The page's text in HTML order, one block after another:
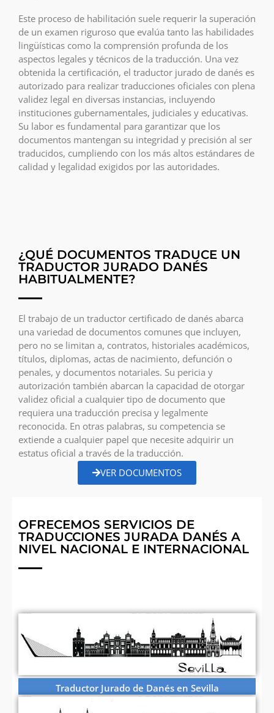
Este proceso de habilitación suele requerir la superación
de un examen riguroso que evalúa tanto las habilidades
lingüísticas como la comprensión profunda de los
aspectos legales y técnicos de la traducción. Una vez
obtenida la certificación, el traductor jurado de danés es
autorizado para realizar traducciones oficiales con plena
validez legal en diversas instancias, incluyendo
instituciones gubernamentales, judiciales y educativas.
Su labor es fundamental para garantizar que los
documentos mantengan su integridad y precisión al ser
traducidos, cumpliendo con los más altos estándares de
calidad y legalidad exigidos por las autoridades.
¿QUÉ DOCUMENTOS TRADUCE UN
TRADUCTOR JURADO DANÉS
HABITUALMENTE?
El trabajo de un traductor certificado de danés abarca
una variedad de documentos comunes que incluyen,
pero no se limitan a, contratos, historiales académicos,
títulos, diplomas, actas de nacimiento, defunción o
penales, y documentos notariales. Su pericia y
autorización también abarcan la capacidad de otorgar
validez oficial a cualquier tipo de documento que
requiera una traducción precisa y legalmente
reconocida. En otras palabras, su competencia se
extiende a cualquier papel que necesite adquirir un
estatus oficial a través de la traducción.
VER DOCUMENTOS
OFRECEMOS SERVICIOS DE
TRADUCCIONES JURADA DANÉS A
NIVEL NACIONAL E INTERNACIONAL
Traductor Jurado de Danés en Sevilla